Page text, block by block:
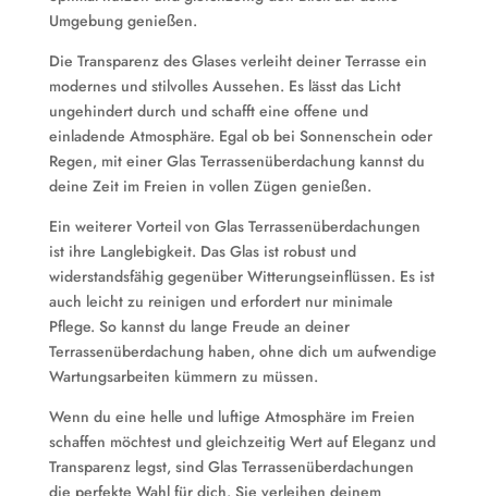
Umgebung genießen.
Die Transparenz des Glases verleiht deiner Terrasse ein
modernes und stilvolles Aussehen. Es lässt das Licht
ungehindert durch und schafft eine offene und
einladende Atmosphäre. Egal ob bei Sonnenschein oder
Regen, mit einer Glas Terrassenüberdachung kannst du
deine Zeit im Freien in vollen Zügen genießen.
Ein weiterer Vorteil von Glas Terrassenüberdachungen
ist ihre Langlebigkeit. Das Glas ist robust und
widerstandsfähig gegenüber Witterungseinflüssen. Es ist
auch leicht zu reinigen und erfordert nur minimale
Pflege. So kannst du lange Freude an deiner
Terrassenüberdachung haben, ohne dich um aufwendige
Wartungsarbeiten kümmern zu müssen.
Wenn du eine helle und luftige Atmosphäre im Freien
schaffen möchtest und gleichzeitig Wert auf Eleganz und
Transparenz legst, sind Glas Terrassenüberdachungen
die perfekte Wahl für dich. Sie verleihen deinem